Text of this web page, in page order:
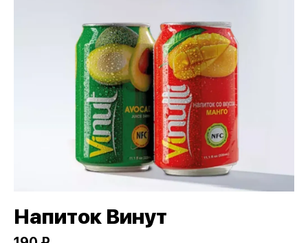
Напиток Винут